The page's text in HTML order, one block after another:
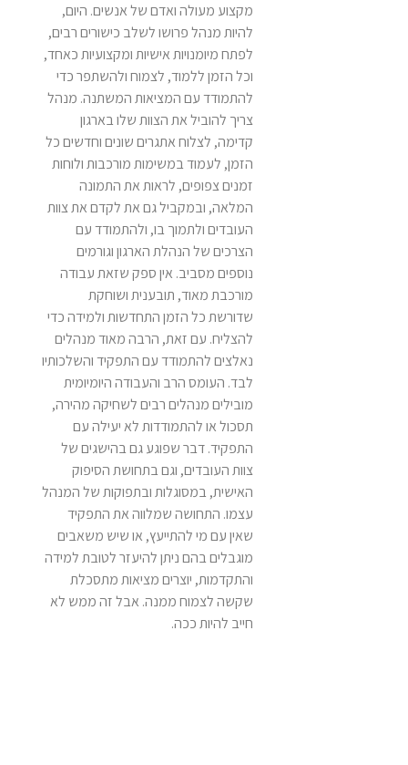
מקצוע מעולה ואדם של אנשים. היום,
להיות מנהל פרושו לשלב כישורים רבים,
לפתח מיומנויות אישיות ומקצועיות כאחד,
וכל הזמן ללמוד, לצמוח ולהשתפר כדי
להתמודד עם המציאות המשתנה. מנהל
צריך להוביל את הצוות שלו בארגון
קדימה, לצלוח אתגרים שונים וחדשים כל
הזמן, לעמוד במשימות מורכבות ולוחות
זמנים צפופים, לראות את התמונה
המלאה, ובמקביל גם את לקדם את צוות
העובדים ולתמוך בו, ולהתמודד עם
הצרכים של הנהלת הארגון וגורמים
נוספים מסביב. אין ספק שזאת עבודה
מורכבת מאוד, תובענית ושוחקת
שדורשת כל הזמן התחדשות ולמידה כדי
להצליח. עם זאת, הרבה מאוד מנהלים
נאלצים להתמודד עם התפקיד והשלכותיו
לבד. העומס הרב והעבודה היומיומית
מובילים מנהלים רבים לשחיקה מהירה,
תסכול או להתמודדות לא יעילה עם
התפקיד. דבר שפוגע גם בהישגים של
צוות העובדים, וגם בתחושת הסיפוק
האישית, במסוגלות ובתפוקות של המנהל
עצמו. התחושה שמלווה את התפקיד
שאין עם מי להתייעץ, או שיש משאבים
מוגבלים בהם ניתן להיעזר לטובת למידה
והתקדמות, יוצרים מציאות מתסכלת
שקשה לצמוח ממנה. אבל זה ממש לא
חייב להיות ככה.